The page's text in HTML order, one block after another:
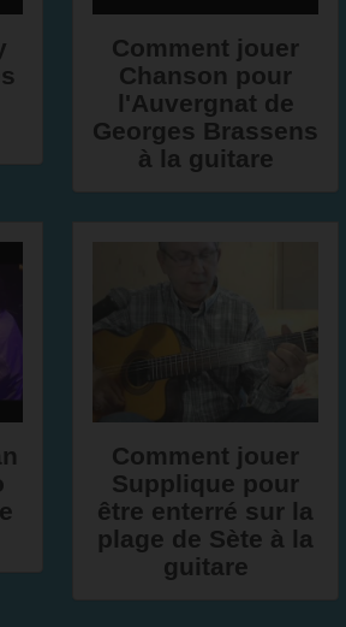
Comment jouer
Chanson pour
l'Auvergnat de
Georges Brassens
à la guitare
Comment jouer
Supplique pour
être enterré sur la
plage de Sète à la
guitare